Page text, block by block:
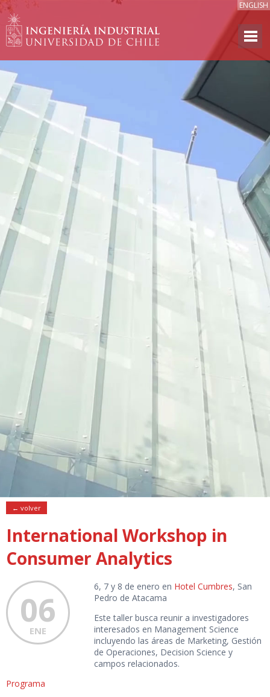
ENGLISH
← volver
International Workshop in
Consumer Analytics
06
ENE
6, 7 y 8 de enero en Hotel Cumbres, San
Pedro de Atacama
Este taller busca reunir a investigadores
interesados en Management Science
incluyendo las áreas de Marketing, Gestión
de Operaciones, Decision Science y
campos relacionados.
Programa